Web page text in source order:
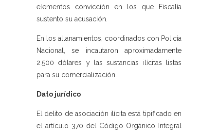
elementos convicción en los que Fiscalía
sustento su acusación.
En los allanamientos, coordinados con Policía
Nacional, se incautaron aproximadamente
2.500 dólares y las sustancias ilícitas listas
para su comercialización.
Dato jurídico
El delito de asociación ilícita está tipificado en
el artículo 370 del Código Orgánico Integral